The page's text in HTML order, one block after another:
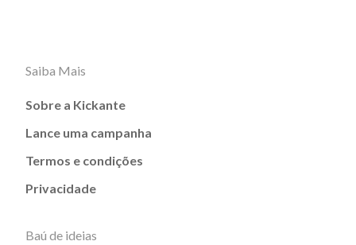
Saiba Mais
Sobre a Kickante
Lance uma campanha
Termos e condições
Privacidade
Baú de ideias